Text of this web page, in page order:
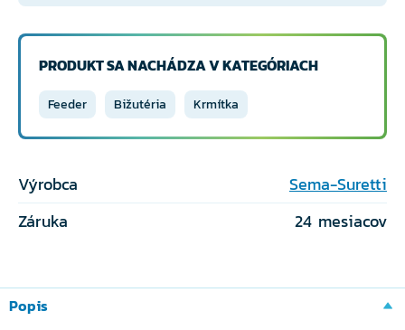
PRODUKT SA NACHÁDZA V KATEGÓRIACH
Feeder Bižutéria Krmítka
Výrobca
Sema-Suretti
Záruka
24 mesiacov
Popis